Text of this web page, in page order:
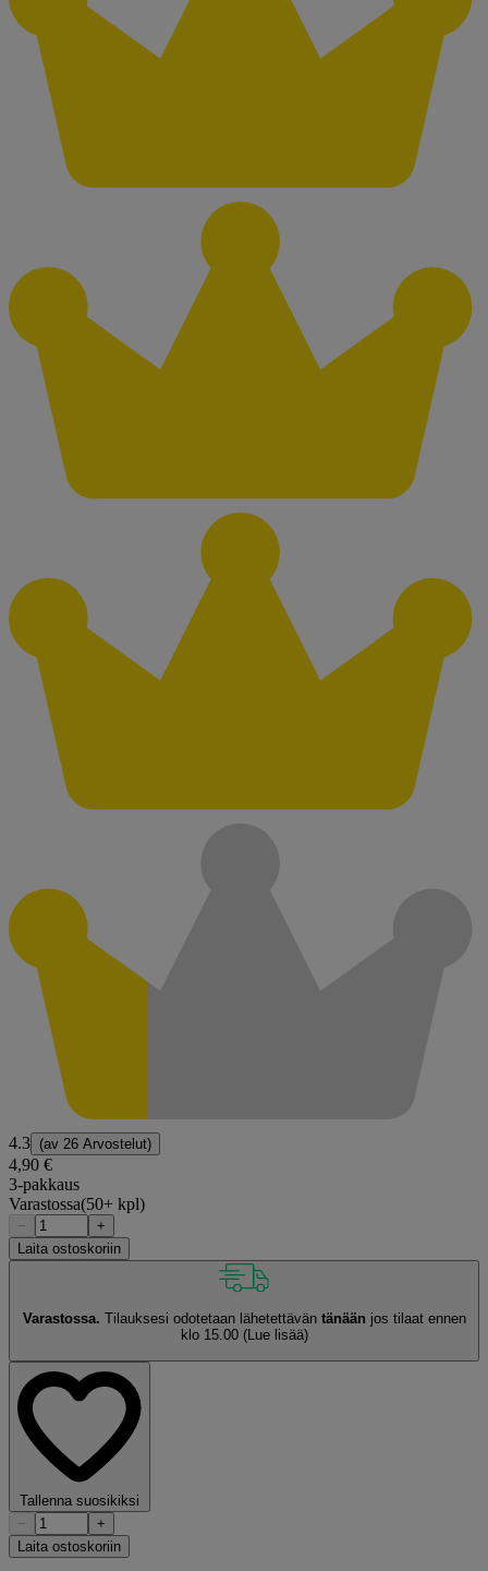
4.3 (av 26 Arvostelut)
4,90 €
3-pakkaus
Varastossa(50+ kpl)
−
+
Laita ostoskoriin
Varastossa. Tilauksesi odotetaan lähetettävän tänään jos tilaat ennen
klo 15.00 (Lue lisää)
Tallenna suosikiksi
−
+
Laita ostoskoriin